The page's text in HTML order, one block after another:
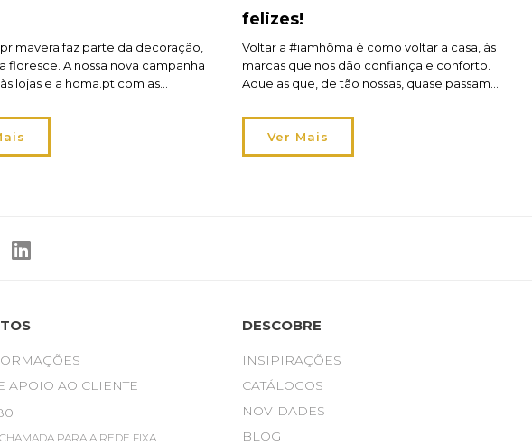
faz parte da decoração,
floresce. A nossa nova campanha
lojas e a homa.pt com as
estilo da sua hôma sweet hôma! A
leveza — no tom e na atmosfera
dá […]
felizes!
Voltar a #iamhôma é como voltar a casa, às
marcas que nos dão confiança e conforto.
Aquelas que, de tão nossas, quase passam
mais bonito, mais funcional e mais feliz. Claro
que falamos de Atmosphera, 5five e
Hespéride! São estas três marcas que dão vida
Ver Mais
APOIO AO CLIENTE
PARA A REDE FIXA
DESCOBRE
INSIPIRAÇÕES
CATÁLOGOS
NOVIDADES
BLOG